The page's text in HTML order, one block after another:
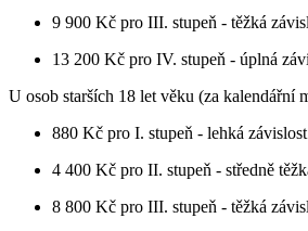
9 900 Kč pro III. stupeň - těžká
13 200 Kč pro IV. stupeň - úplná
U osob starších 18 let věku (za kalendářní
880 Kč pro I. stupeň - lehká závislost
4 400 Kč pro II. stupeň - středně
8 800 Kč pro III. stupeň - těžká